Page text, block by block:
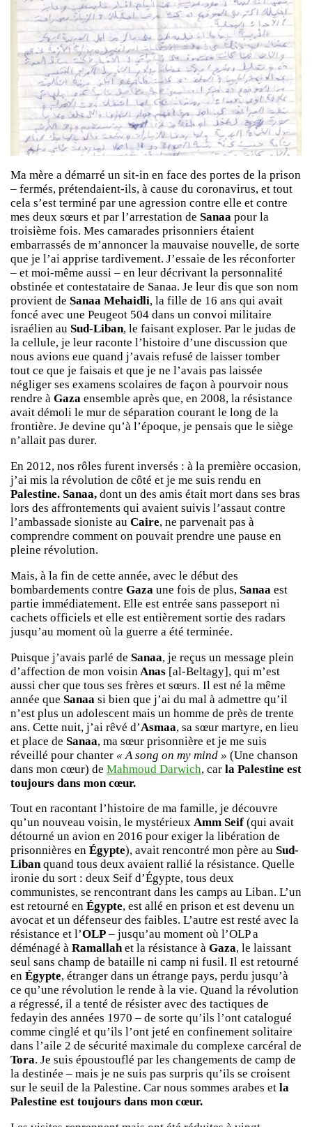
Ma mère a démarré un sit-in en face des portes de la prison
– fermés, prétendaient-ils, à cause du coronavirus, et tout
cela s’est terminé par une agression contre elle et contre
mes deux sœurs et par l’arrestation de Sanaa pour la
troisième fois. Mes camarades prisonniers étaient
embarrassés de m’annoncer la mauvaise nouvelle, de sorte
que je l’ai apprise tardivement. J’essaie de les réconforter
– et moi-même aussi – en leur décrivant la personnalité
obstinée et contestataire de Sanaa. Je leur dis que son nom
provient de Sanaa Mehaidli, la fille de 16 ans qui avait
foncé avec une Peugeot 504 dans un convoi militaire
israélien au Sud-Liban, le faisant exploser. Par le judas de
la cellule, je leur raconte l’histoire d’une discussion que
nous avions eue quand j’avais refusé de laisser tomber
tout ce que je faisais et que je ne l’avais pas laissée
négliger ses examens scolaires de façon à pourvoir nous
rendre à Gaza ensemble après que, en 2008, la résistance
avait démoli le mur de séparation courant le long de la
frontière. Je devine qu’à l’époque, je pensais que le siège
n’allait pas durer.
En 2012, nos rôles furent inversés : à la première occasion,
j’ai mis la révolution de côté et je me suis rendu en
Palestine. Sanaa, dont un des amis était mort dans ses bras
lors des affrontements qui avaient suivis l’assaut contre
l’ambassade sioniste au Caire, ne parvenait pas à
comprendre comment on pouvait prendre une pause en
pleine révolution.
Mais, à la fin de cette année, avec le début des
bombardements contre Gaza une fois de plus, Sanaa est
partie immédiatement. Elle est entrée sans passeport ni
cachets officiels et elle est entièrement sortie des radars
jusqu’au moment où la guerre a été terminée.
Puisque j’avais parlé de Sanaa, je reçus un message plein
d’affection de mon voisin Anas [al-Beltagy], qui m’est
aussi cher que tous ses frères et sœurs. Il est né la même
année que Sanaa si bien que j’ai du mal à admettre qu’il
n’est plus un adolescent mais un homme de près de trente
ans. Cette nuit, j’ai rêvé d’Asmaa, sa sœur martyre, en lieu
et place de Sanaa, ma sœur prisonnière et je me suis
réveillé pour chanter « A song on my mind » (Une chanson
dans mon cœur) de Mahmoud Darwich, car la Palestine est
toujours dans mon cœur.
Tout en racontant l’histoire de ma famille, je découvre
qu’un nouveau voisin, le mystérieux Amm Seif (qui avait
détourné un avion en 2016 pour exiger la libération de
prisonnières en Égypte), avait rencontré mon père au Sud-
Libanquand tous deux avaient rallié la résistance. Quelle
ironie du sort : deux Seif d’Égypte, tous deux
communistes, se rencontrant dans les camps au Liban. L’un
est retourné en Égypte, est allé en prison et est devenu un
avocat et un défenseur des faibles. L’autre est resté avec la
résistance et l’OLP – jusqu’au moment où l’OLP a
déménagé à Ramallahet la résistance à Gaza, le laissant
seul sans champ de bataille ni camp ni fusil. Il est retourné
en Égypte, étranger dans un étrange pays, perdu jusqu’à
ce qu’une révolution le rende à la vie. Quand la révolution
a régressé, il a tenté de résister avec des tactiques de
fedayin des années 1970 – de sorte qu’ils l’ont catalogué
comme cinglé et qu’ils l’ont jeté en confinement solitaire
dans l’aile 2 de sécurité maximale du complexe carcéral de
Tora. Je suis époustouflé par les changements de camp de
la destinée – mais je ne suis pas surpris qu’ils se croisent
sur le seuil de la Palestine. Car nous sommes arabes et la
Palestine est toujours dans mon cœur.